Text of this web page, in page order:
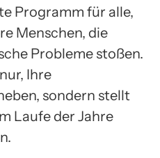
Programm für alle,
Menschen, die
Probleme stoßen.
Ihre
sondern stellt
Laufe der Jahre